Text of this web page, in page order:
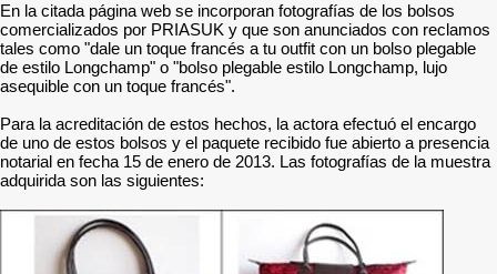
En la citada página web se incorporan fotografías de los bolsos
comercializados por PRIASUK y que son anunciados con reclamos
tales como "dale un toque francés a tu outfit con un bolso plegable
de estilo Longchamp" o "bolso plegable estilo Longchamp, lujo
asequible con un toque francés".
Para la acreditación de estos hechos, la actora efectuó el encargo
de uno de estos bolsos y el paquete recibido fue abierto a presencia
notarial en fecha 15 de enero de 2013. Las fotografías de la muestra
adquirida son las siguientes: